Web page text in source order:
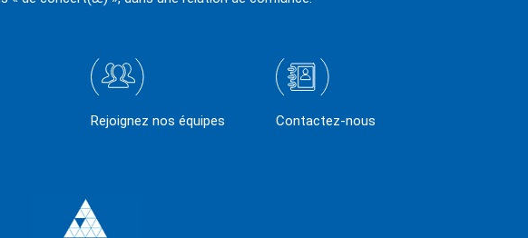
Rejoignez nos équipes Contactez-nous